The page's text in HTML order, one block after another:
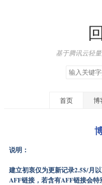
基于腾讯云轻
搜
键
首页 博
说明：
建立初衷仅为更新记录2.5$/月
AFF链接，若含有AFF链接会特